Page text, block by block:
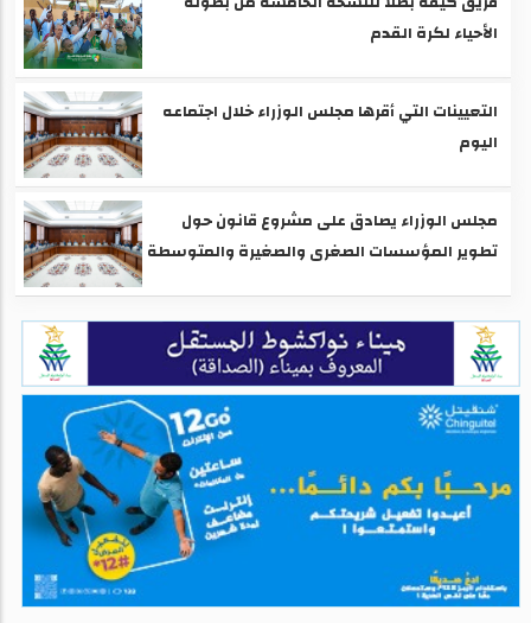
الأحياء لكرة القدم
التعيينات التي أقرها مجلس الوزراء خلال اجتماعه
اليوم
مجلس الوزراء يصادق على مشروع قانون حول
تطوير المؤسسات الصغرى والصغيرة والمتوسطة